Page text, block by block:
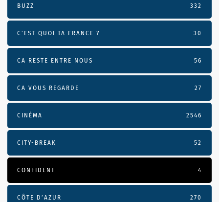
BUZZ 332
C'EST QUOI TA FRANCE ? 30
CA RESTE ENTRE NOUS 56
CA VOUS REGARDE 27
CINÉMA 2546
CITY-BREAK 52
CONFIDENT 4
CÔTE D’AZUR 270